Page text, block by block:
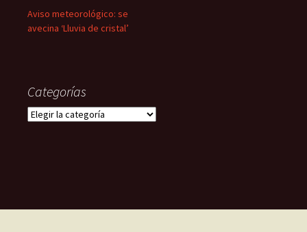
Aviso meteorológico: se
avecina ‘Lluvia de cristal’
Categorías
Categorías